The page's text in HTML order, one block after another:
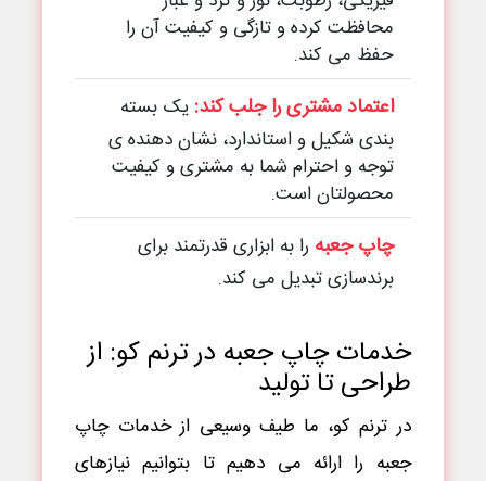
محافظت کرده و تازگی و کیفیت آن را
حفظ می کند.
اعتماد مشتری را جلب کند: یک بسته
بندی شکیل و استاندارد، نشان دهنده ی
توجه و احترام شما به مشتری و کیفیت
محصولتان است.
چاپ جعبه را به ابزاری قدرتمند برای
برندسازی تبدیل می کند.
خدمات چاپ جعبه در ترنم کو: از
طراحی تا تولید
در ترنم کو، ما طیف وسیعی از خدمات چاپ
جعبه را ارائه می دهیم تا بتوانیم نیازهای